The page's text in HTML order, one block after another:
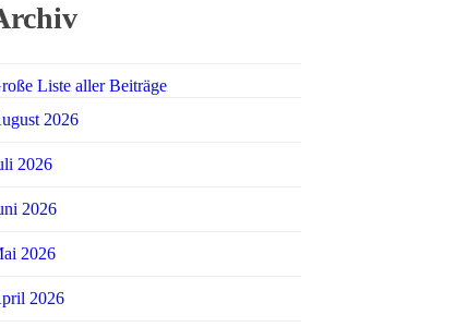
Liste aller Beiträge
2026
2026
2026
2026
2026